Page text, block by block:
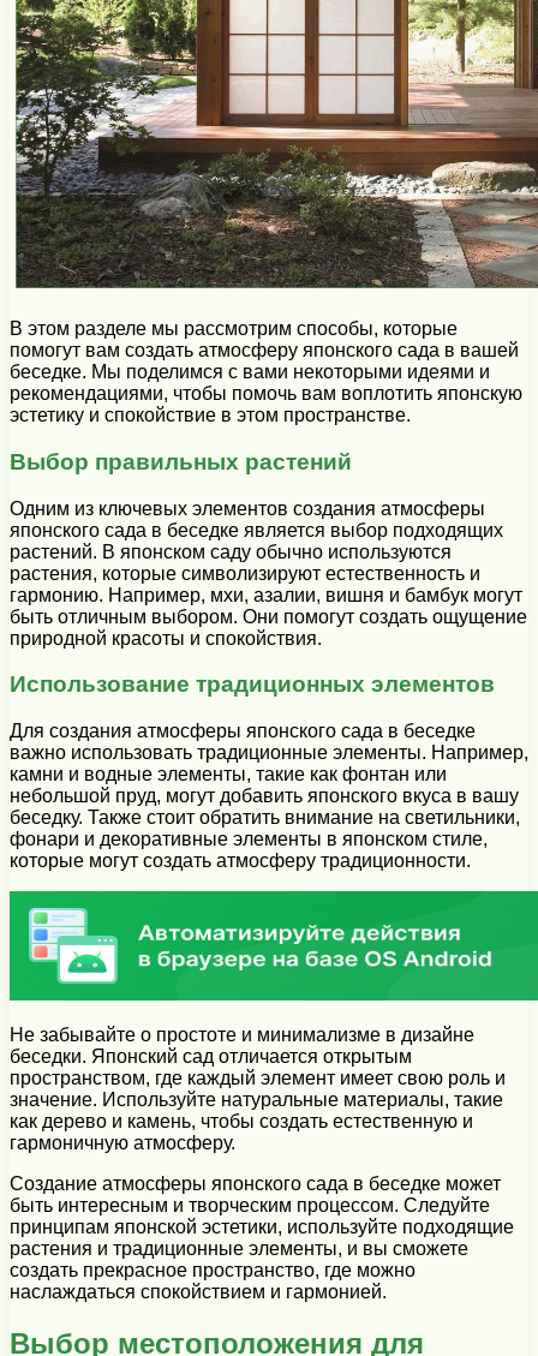
В этом разделе мы рассмотрим способы, которые
помогут вам создать атмосферу японского сада в вашей
беседке. Мы поделимся с вами некоторыми идеями и
рекомендациями, чтобы помочь вам воплотить японскую
эстетику и спокойствие в этом пространстве.
Выбор правильных растений
Одним из ключевых элементов создания атмосферы
японского сада в беседке является выбор подходящих
растений. В японском саду обычно используются
растения, которые символизируют естественность и
гармонию. Например, мхи, азалии, вишня и бамбук могут
быть отличным выбором. Они помогут создать ощущение
природной красоты и спокойствия.
Использование традиционных элементов
Для создания атмосферы японского сада в беседке
важно использовать традиционные элементы. Например,
камни и водные элементы, такие как фонтан или
небольшой пруд, могут добавить японского вкуса в вашу
беседку. Также стоит обратить внимание на светильники,
фонари и декоративные элементы в японском стиле,
которые могут создать атмосферу традиционности.
Не забывайте о простоте и минимализме в дизайне
беседки. Японский сад отличается открытым
пространством, где каждый элемент имеет свою роль и
значение. Используйте натуральные материалы, такие
как дерево и камень, чтобы создать естественную и
гармоничную атмосферу.
Создание атмосферы японского сада в беседке может
быть интересным и творческим процессом. Следуйте
принципам японской эстетики, используйте подходящие
растения и традиционные элементы, и вы сможете
создать прекрасное пространство, где можно
наслаждаться спокойствием и гармонией.
Выбор местоположения для